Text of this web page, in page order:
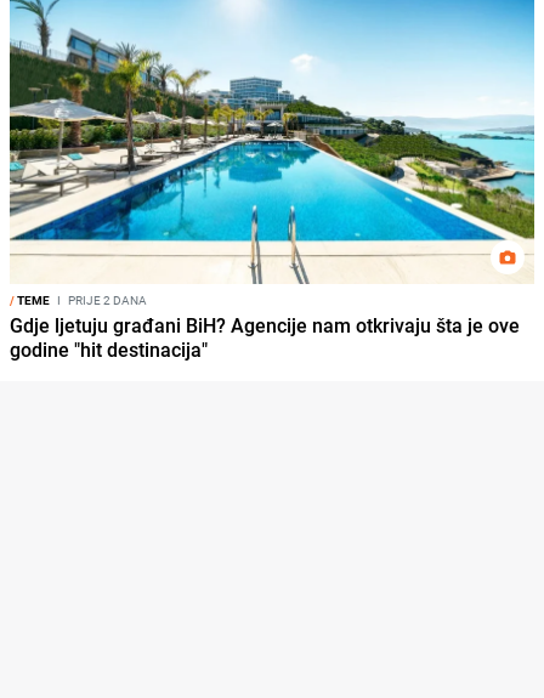
/TEME I PRIJE 2 DANA
Gdje ljetuju građani BiH? Agencije nam otkrivaju šta je ove
godine "hit destinacija"